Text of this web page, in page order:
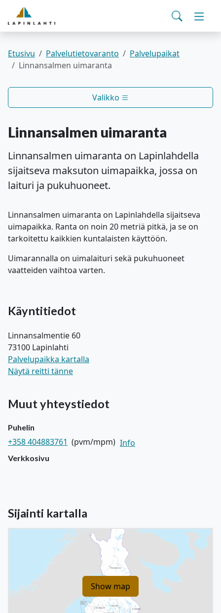
Siirry pääsisältöön
Yhteystiedot
Pohjois-Savon hyvinvointialue
Haku
Asuminen ja ympäristö
Varhaiskasvatus ja koulutus
Kunta ja päätöksenteko
Työ- ja elinvoimapalvelut
Verkkoasiointi
Etusivu Palvelutietovaranto
Palvelupaikat
Linnansalmen uimaranta
Valikko
Linnansalmen uimaranta
Linnansalmen uimaranta on Lapinlahdella
sijaitseva maksuton uimapaikka, jossa on
laituri ja pukuhuoneet.
Linnansalmen uimaranta on Lapinlahdella sijaitseva
uimapaikka. Ranta on noin 20 metriä pitkä, ja se on
tarkoitettu kaikkien kuntalaisten käyttöön.
Uimarannalla on uimalaituri sekä pukuhuoneet
vaatteiden vaihtoa varten.
Käyntitiedot
Linnansalmentie 60
73100 Lapinlahti
Palvelupaikka kartalla
Näytä reitti tänne
Muut yhteystiedot
Puhelin
+358 404883761 (pvm/mpm) Info
Verkkosivu
Sijainti kartalla
Show map